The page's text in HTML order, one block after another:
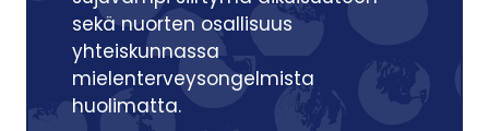
sekä nuorten osallisuus
yhteiskunnassa
mielenterveysongelmista
huolimatta.